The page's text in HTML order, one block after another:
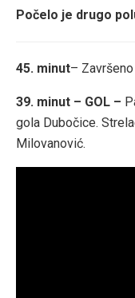
Počelo je drugo
45. minut–
39. minut – GOL –
gola Dubočice.
Milovanović.